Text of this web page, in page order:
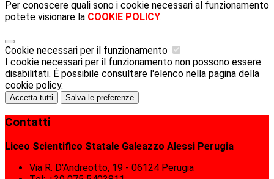
Per conoscere quali sono i cookie necessari al funzionamento
potete visionare la COOKIE POLICY.
Cookie necessari per il funzionamento
I cookie necessari per il funzionamento non possono essere
disabilitati. È possibile consultare l'elenco nella pagina della
cookie policy.
Accetta tutti Salva le preferenze
Contatti
Liceo Scientifico Statale Galeazzo Alessi Perugia
Via R. D'Andreotto, 19 - 06124 Perugia